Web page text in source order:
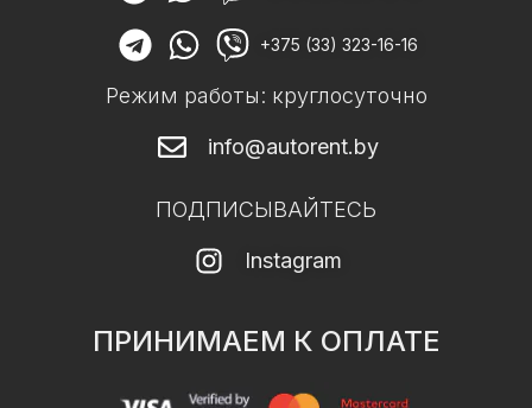
+375 (33) 323-16-16
Режим работы: круглосуточно
info@autorent.by
ПОДПИСЫВАЙТЕСЬ
Instagram
ПРИНИМАЕМ К ОПЛАТЕ